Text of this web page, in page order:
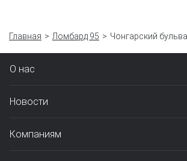
Главная Ломбард 95 Чонгарский
О нас
Новости
Компаниям